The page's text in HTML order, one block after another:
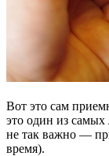
Вот это сам
это один из самых
не так важно —
время).